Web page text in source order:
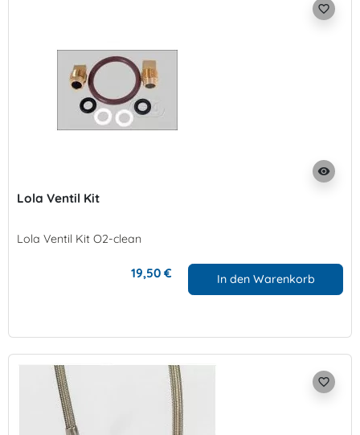
visibility
favorite_border
Lola Ventil Kit
Lola Ventil Kit O2-clean
19,50 € In den Warenkorb
favorite_border